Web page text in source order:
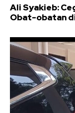
Ali Syakieb:
Obat-obatan